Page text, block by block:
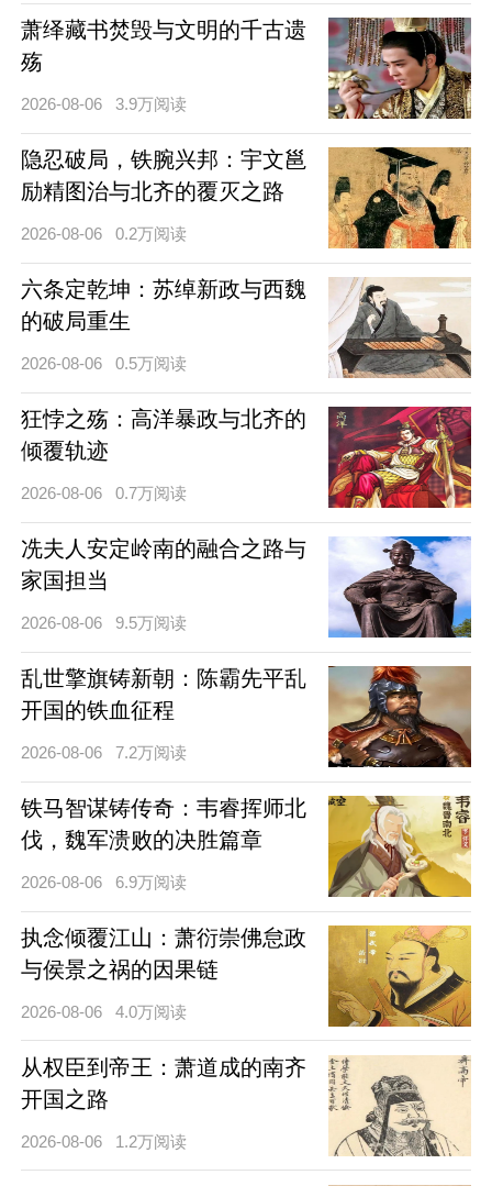
萧绎藏书焚毁与文明的千古遗
殇
2026-08-06 3.9万阅读
隐忍破局，铁腕兴邦：宇文邕
励精图治与北齐的覆灭之路
2026-08-06 0.2万阅读
六条定乾坤：苏绰新政与西魏
的破局重生
2026-08-06 0.5万阅读
狂悖之殇：高洋暴政与北齐的
倾覆轨迹
2026-08-06 0.7万阅读
冼夫人安定岭南的融合之路与
家国担当
2026-08-06 9.5万阅读
乱世擎旗铸新朝：陈霸先平乱
开国的铁血征程
2026-08-06 7.2万阅读
铁马智谋铸传奇：韦睿挥师北
伐，魏军溃败的决胜篇章
2026-08-06 6.9万阅读
执念倾覆江山：萧衍崇佛怠政
与侯景之祸的因果链
2026-08-06 4.0万阅读
从权臣到帝王：萧道成的南齐
开国之路
2026-08-06 1.2万阅读